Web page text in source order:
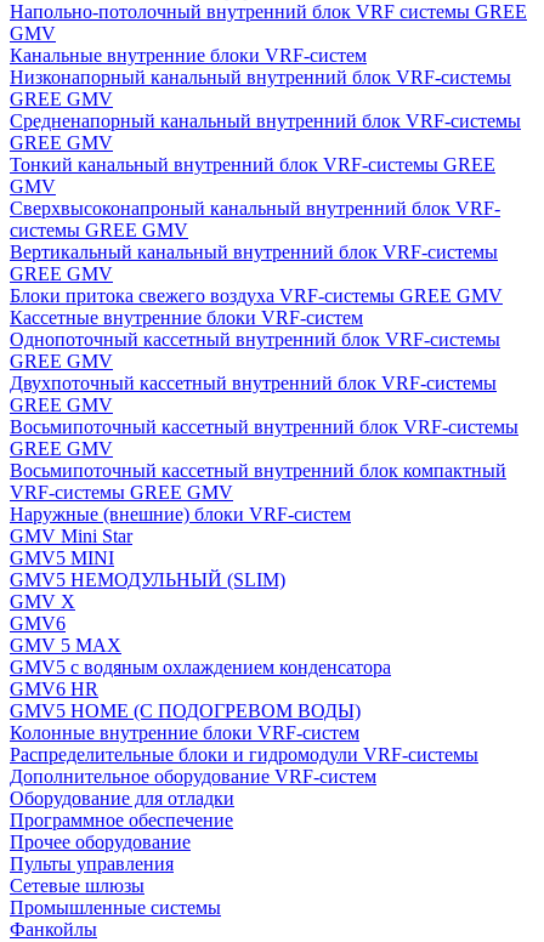
Напольно-потолочный внутренний блок VRF системы GREE
GMV
Канальные внутренние блоки VRF-систем
Низконапорный канальный внутренний блок VRF-системы
GREE GMV
Средненапорный канальный внутренний блок VRF-системы
GREE GMV
Тонкий канальный внутренний блок VRF-системы GREE
GMV
Сверхвысоконапроный канальный внутренний блок VRF-
системы GREE GMV
Вертикальный канальный внутренний блок VRF-системы
GREE GMV
Блоки притока свежего воздуха VRF-системы GREE GMV
Кассетные внутренние блоки VRF-систем
Однопоточный кассетный внутренний блок VRF-системы
GREE GMV
Двухпоточный кассетный внутренний блок VRF-системы
GREE GMV
Восьмипоточный кассетный внутренний блок VRF-системы
GREE GMV
Восьмипоточный кассетный внутренний блок компактный
VRF-системы GREE GMV
Наружные (внешние) блоки VRF-систем
GMV Mini Star
GMV5 MINI
GMV5 НЕМОДУЛЬНЫЙ (SLIM)
GMV X
GMV6
GMV 5 MAX
GMV5 с водяным охлаждением конденсатора
GMV6 HR
GMV5 HOME (С ПОДОГРЕВОМ ВОДЫ)
Колонные внутренние блоки VRF-систем
Распределительные блоки и гидромодули VRF-системы
Дополнительное оборудование VRF-систем
Оборудование для отладки
Программное обеспечение
Прочее оборудование
Пульты управления
Сетевые шлюзы
Промышленные системы
Фанкойлы